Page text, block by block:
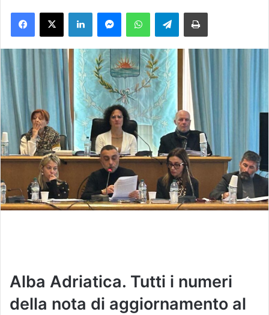
a
n
'
e
m
a
Telegram
Alba Adriatica. Tutti i numeri
della nota di aggiornamento al